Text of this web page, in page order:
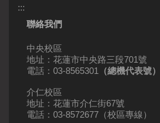
:::
聯絡我們
中央校區
地址：花蓮市中央路三段701號
電話：03-8565301
（總機代表號）
介仁校區
地址：花蓮市介仁街67號
電話：03-8572677（校區專線）